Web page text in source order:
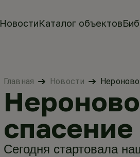
НовостиКаталог объектов
Главная Новости
Сегодня стартовала